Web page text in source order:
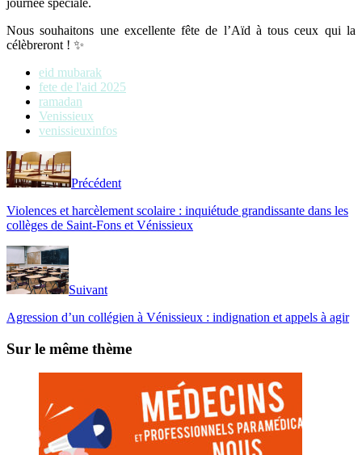
Nous souhaitons une excellente fête de l’Aïd à tous ceux qui la
célèbreront ! ✨
eid mubarak
fete de l'aid 2025
ramadan
Venissieux
venissieuxinfos
Précédent
Violences et harcèlement scolaire : inquiétude grandissante dans les
collèges de Saint-Fons et Vénissieux
Suivant
Agression d’un collégien à Vénissieux : indignation et appels à agir
Sur le même thème